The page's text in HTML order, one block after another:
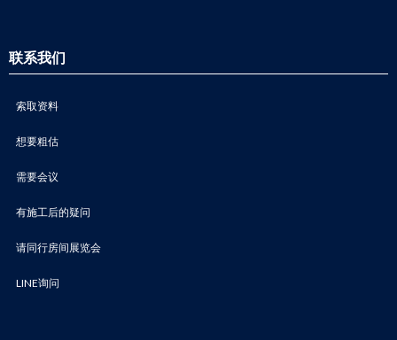
联系我们
索取资料
想要粗估
需要会议
有施工后的疑问
请同行房间展览会
LINE询问